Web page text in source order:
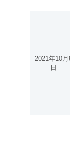
2021年10月
日